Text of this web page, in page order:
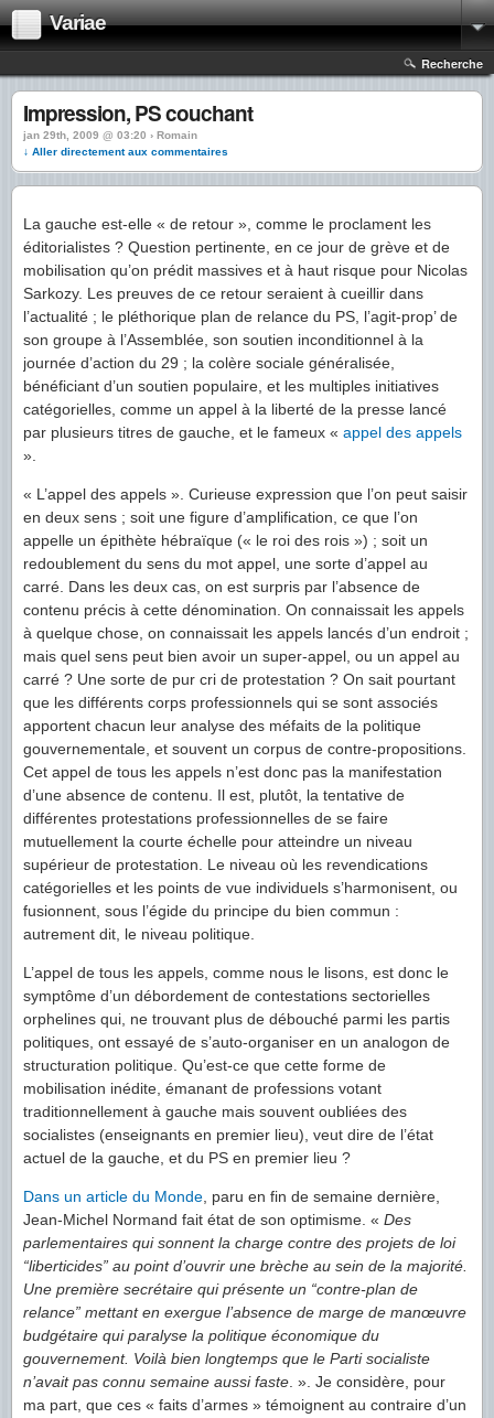
Variae
Recherche
Impression, PS couchant
jan 29th, 2009 @ 03:20 › Romain
↓ Aller directement aux commentaires
La gauche est-elle « de retour », comme le proclament les
éditorialistes ? Question pertinente, en ce jour de grève et de
mobilisation qu’on prédit massives et à haut risque pour Nicolas
Sarkozy. Les preuves de ce retour seraient à cueillir dans
l’actualité ; le pléthorique plan de relance du PS, l’agit-prop’ de
son groupe à l’Assemblée, son soutien inconditionnel à la
journée d’action du 29 ; la colère sociale généralisée,
bénéficiant d’un soutien populaire, et les multiples initiatives
catégorielles, comme un appel à la liberté de la presse lancé
par plusieurs titres de gauche, et le fameux « appel des appels
».
« L’appel des appels ». Curieuse expression que l’on peut saisir
en deux sens ; soit une figure d’amplification, ce que l’on
appelle un épithète hébraïque (« le roi des rois ») ; soit un
redoublement du sens du mot appel, une sorte d’appel au
carré. Dans les deux cas, on est surpris par l’absence de
contenu précis à cette dénomination. On connaissait les appels
à quelque chose, on connaissait les appels lancés d’un endroit ;
mais quel sens peut bien avoir un super-appel, ou un appel au
carré ? Une sorte de pur cri de protestation ? On sait pourtant
que les différents corps professionnels qui se sont associés
apportent chacun leur analyse des méfaits de la politique
gouvernementale, et souvent un corpus de contre-propositions.
Cet appel de tous les appels n’est donc pas la manifestation
d’une absence de contenu. Il est, plutôt, la tentative de
différentes protestations professionnelles de se faire
mutuellement la courte échelle pour atteindre un niveau
supérieur de protestation. Le niveau où les revendications
catégorielles et les points de vue individuels s’harmonisent, ou
fusionnent, sous l’égide du principe du bien commun :
autrement dit, le niveau politique.
L’appel de tous les appels, comme nous le lisons, est donc le
symptôme d’un débordement de contestations sectorielles
orphelines qui, ne trouvant plus de débouché parmi les partis
politiques, ont essayé de s’auto-organiser en un analogon de
structuration politique. Qu’est-ce que cette forme de
mobilisation inédite, émanant de professions votant
traditionnellement à gauche mais souvent oubliées des
socialistes (enseignants en premier lieu), veut dire de l’état
actuel de la gauche, et du PS en premier lieu ?
Dans un article du Monde , paru en fin de semaine dernière,
Jean-Michel Normand fait état de son optimisme. « Des
parlementaires qui sonnent la charge contre des projets de loi
“liberticides” au point d’ouvrir une brèche au sein de la majorité.
Une première secrétaire qui présente un “contre-plan de
relance” mettant en exergue l’absence de marge de manœuvre
budgétaire qui paralyse la politique économique du
gouvernement. Voilà bien longtemps que le Parti socialiste
n’avait pas connu semaine aussi faste . ». Je considère, pour
ma part, que ces « faits d’armes » témoignent au contraire d’un